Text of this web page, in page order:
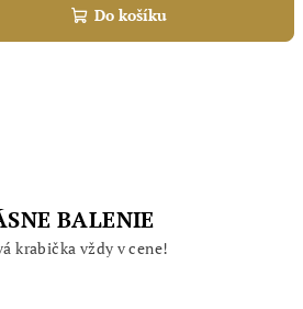
Do košíku
BALENIE
krabička vždy v cene!